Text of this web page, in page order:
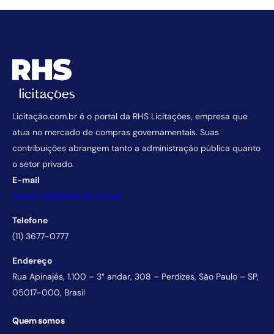
Licitação.com.br é o portal da RHS Licitações, empresa que
atua no mercado de compras governamentais. Suas
contribuições abrangem tanto a administração pública quanto
o setor privado.
E-mail
comercial@licitacao.com.br
Telefone
(11) 3677-0777
Endereço
Rua Apinajés, 1.100 – 3° andar, 308 – Perdizes, São Paulo – SP,
05017-000, Brasil
Quem somos